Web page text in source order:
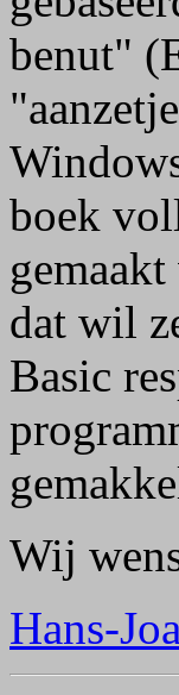
benut"
boek
dat wil
Basic
Wij
Hans-